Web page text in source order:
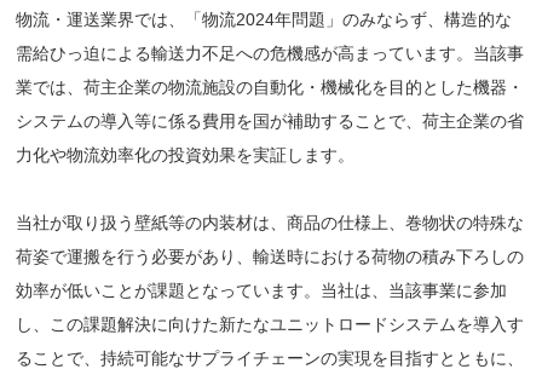
物流・運送業界では、「物流2024年問題」のみならず、構造的な
需給ひっ迫による輸送力不足への危機感が高まっています。当該事
業では、荷主企業の物流施設の自動化・機械化を目的とした機器・
システムの導入等に係る費用を国が補助することで、荷主企業の省
力化や物流効率化の投資効果を実証します。
当社が取り扱う壁紙等の内装材は、商品の仕様上、巻物状の特殊な
荷姿で運搬を行う必要があり、輸送時における荷物の積み下ろしの
効率が低いことが課題となっています。当社は、当該事業に参加
し、この課題解決に向けた新たなユニットロードシステムを導入す
ることで、持続可能なサプライチェーンの実現を目指すとともに、